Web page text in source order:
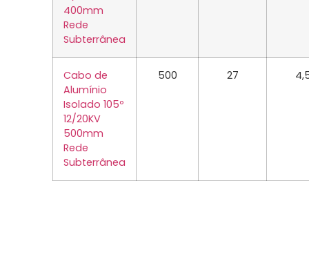
400mm
Rede
Subterrânea
Cabo de
Alumínio
Isolado 105º
12/20KV
500mm
Rede
Subterrânea
500 27